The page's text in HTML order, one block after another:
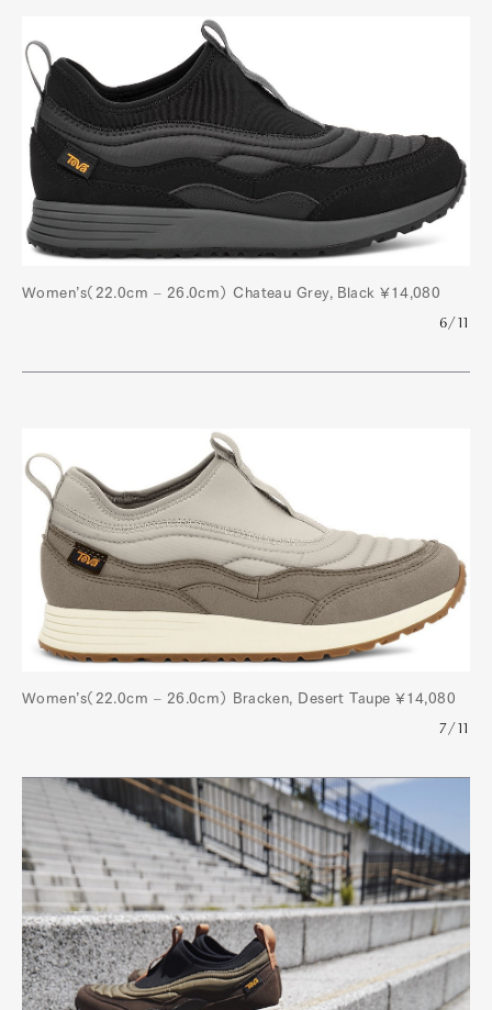
Women’s（22.0cm – 26.0cm） Chateau Grey, Black ¥14,080
6/11
Women’s（22.0cm – 26.0cm） Bracken, Desert Taupe ¥14,080
7/11